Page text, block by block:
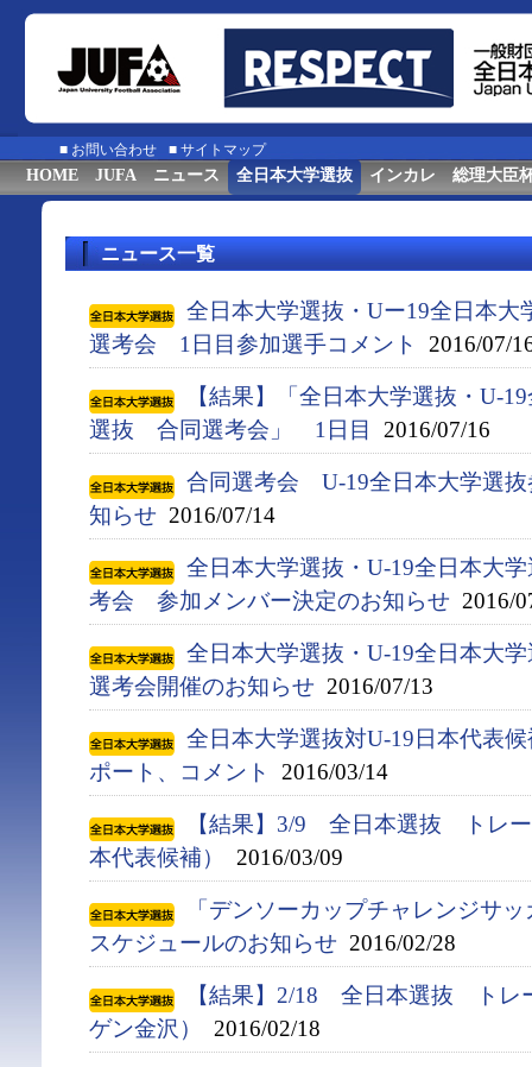
■ お問い合わせ ■ サイトマップ
HOME JUFA ニュース 全日本大学選抜 インカレ 総理大臣
ニュース一覧
全日本大学選抜・Uー19全日本大
選考会 1日目参加選手コメント
2016/07/
【結果】「全日本大学選抜・U-
選抜 合同選考会」 1日目
2016/07/16
合同選考会 U-19全日本大学選抜
知らせ 2016/07/14
全日本大学選抜・U-19全日本大
考会 参加メンバー決定のお知らせ 2016/
全日本大学選抜・U-19全日本大
選考会開催のお知らせ 2016/07/13
全日本大学選抜対U-19日本代表
ポート、コメント
2016/03/14
【結果】3/9 全日本選抜 トレ
本代表候補）
2016/03/09
「デンソーカップチャレンジサ
スケジュールのお知らせ 2016/02/28
【結果】2/18 全日本選抜 ト
ゲン金沢）
2016/02/18